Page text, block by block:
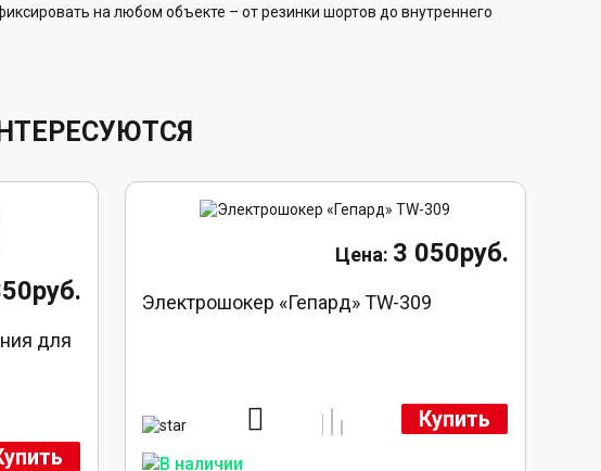
на любом объекте – от резинки шортов до внутреннего
для
3 050руб.
Электрошокер «Гепард» TW-309
Купить